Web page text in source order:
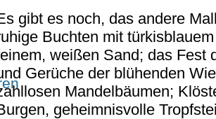
gibt es noch, das andere
Buchten mit
weißen Sand; das Fest
Gerüche der blühenden
Mandelbäumen;
geheimnisvolle